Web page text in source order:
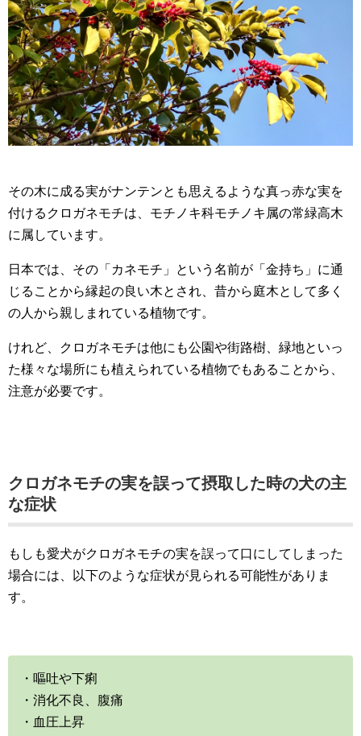
その木に成る実がナンテンとも思えるような真っ赤な実を
付けるクロガネモチは、モチノキ科モチノキ属の常緑高木
に属しています。
日本では、その「カネモチ」という名前が「金持ち」に通
じることから縁起の良い木とされ、昔から庭木として多く
の人から親しまれている植物です。
けれど、クロガネモチは他にも公園や街路樹、緑地といっ
た様々な場所にも植えられている植物でもあることから、
注意が必要です。
クロガネモチの実を誤って摂取した時の犬の主
な症状
もしも愛犬がクロガネモチの実を誤って口にしてしまった
場合には、以下のような症状が見られる可能性がありま
す。
・嘔吐や下痢
・消化不良、腹痛
・血圧上昇